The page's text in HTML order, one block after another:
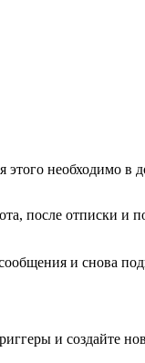
необходимо
после отписки и
и снова
и создайте